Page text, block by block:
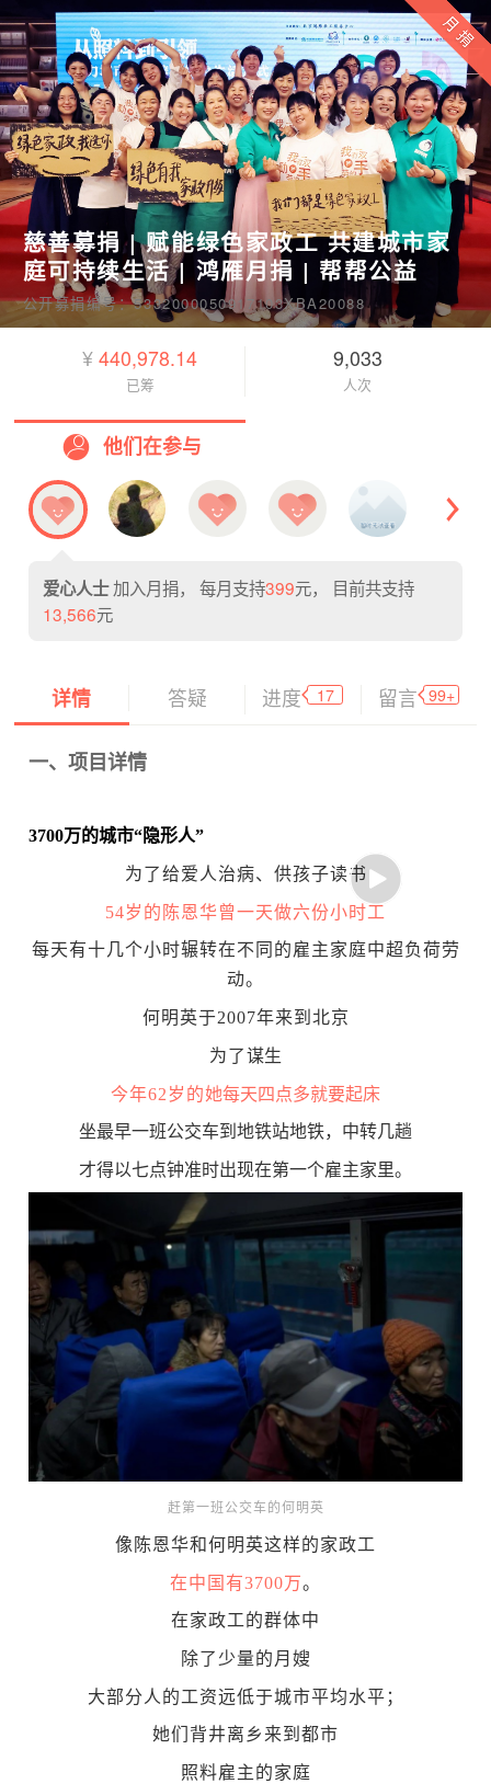
慈善募捐 | 赋能绿色家政工 共建城市家
庭可持续生活 | 鸿雁月捐 | 帮帮公益
公开募捐编号：5332000050917103XBA20088
¥440,978.14
已筹
9,033
人次
他们在参与
爱心人士加入月捐， 每月支持399元， 目前共支持
13,566元
详情 答疑 进度 17 留言 99+
一、项目详情
3700万的城市“隐形人”
为了给爱人治病、供孩子读书
54岁的陈恩华曾一天做六份小时工
每天有十几个小时辗转在不同的雇主家庭中超负荷劳
动。
何明英于2007年来到北京
为了谋生
今年62岁的她每天四点多就要起床
坐最早一班公交车到地铁站地铁，中转几趟
才得以七点钟准时出现在第一个雇主家里。
赶第一班公交车的何明英
像陈恩华和何明英这样的家政工
在中国有3700万。
在家政工的群体中
除了少量的月嫂
大部分人的工资远低于城市平均水平；
她们背井离乡来到都市
照料雇主的家庭